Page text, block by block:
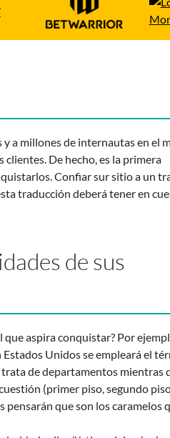
a millones de internautas en el
clientes. De hecho, es la primera
Confiar sur sitio a un
traducción deberá tener en
de sus
aspira conquistar? Por
Unidos se empleará el
trata de departamentos mientras
(primer piso, segundo
pensarán que son los caramelos